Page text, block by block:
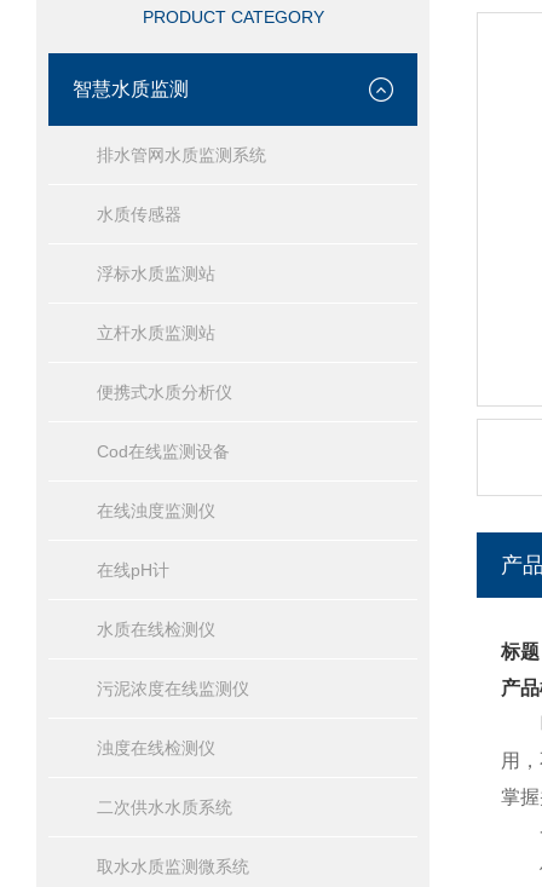
PRODUCT CATEGORY
智慧水质监测
排水管网水质监测系统
水质传感器
浮标水质监测站
立杆水质监测站
便携式水质分析仪
Cod在线监测设备
在线浊度监测仪
在线pH计
水质在线检测仪
污泥浓度在线监测仪
浊度在线检测仪
二次供水水质系统
取水水质监测微系统
产
标
产
用
掌
便